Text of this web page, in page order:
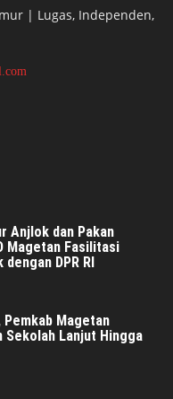
| Lugas, Independen,
Anjlok dan Pakan
Magetan Fasilitasi
DPR RI
Magetan
Sekolah Lanjut Hingga